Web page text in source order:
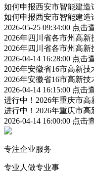
如何申报西安市智能建造
如何申报西安市智能建造
2026-05-25 09:34:00 点击
2026年四川省各市州高
2026年四川省各市州高
2026-04-14 16:28:00 点击
2026年安徽省16市高新
2026年安徽省16市高新
2026-04-14 16:15:00 点击
进行中！2026年重庆市
进行中！2026年重庆市
2026-04-14 16:00:00 点击
专注企业服务
专业人做专业事